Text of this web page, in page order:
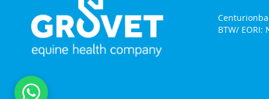
BTW/ EORI: